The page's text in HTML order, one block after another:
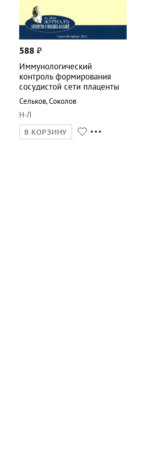
588₽
Иммунологический
контроль формирования
сосудистой сети плаценты
Сельков,Соколов
Н-Л
В КОРЗИНУ